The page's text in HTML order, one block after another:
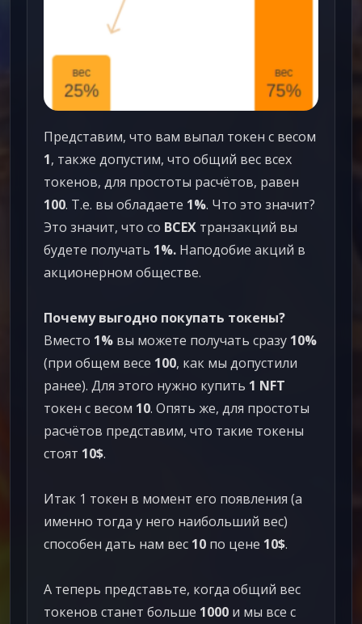
Представим, что вам выпал токен с весом
1, также допустим, что общий вес всех
токенов, для простоты расчётов, равен
100. Т.е. вы обладаете 1%. Что это значит?
Это значит, что со ВСЕХ транзакций вы
будете получать 1%. Наподобие акций в
акционерном обществе.
Почему выгодно покупать токены?
Вместо 1% вы можете получать сразу 10%
(при общем весе 100, как мы допустили
ранее). Для этого нужно купить 1 NFT
токен с весом 10. Опять же, для простоты
расчётов представим, что такие токены
стоят 10$.
Итак 1 токен в момент его появления (а
именно тогда у него наибольший вес)
способен дать нам вес 10 по цене 10$.
А теперь представьте, когда общий вес
токенов станет больше 1000 и мы все с